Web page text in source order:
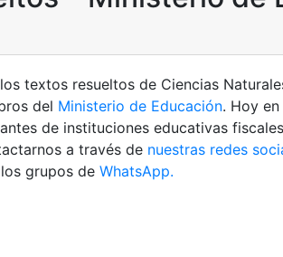
textos resueltos de Ciencias
del Ministerio de Educación. Hoy
de instituciones educativas
a través de nuestras redes
grupos de WhatsApp.